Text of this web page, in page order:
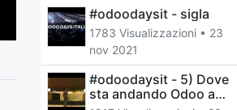
#odoodaysit - sigla
1783 Visualizzazioni • 23
nov 2021
#odoodaysit - 5) Dove
sta andando Odoo a